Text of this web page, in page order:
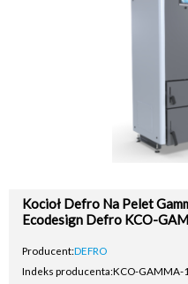
Kocioł Defro Na Pelet
Ecodesign Defro KCO-
Producent:DEFRO
Indeks producenta:KCO-GAMMA-